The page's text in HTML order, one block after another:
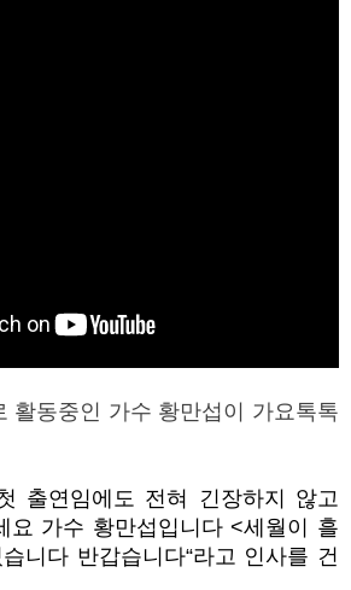
활동중인 가수 황만섭이 가요톡톡
출연임에도 전혀 긴장하지 않고
요 가수 황만섭입니다<세월이 흘
니다 반갑습니다“라고 인사를 건